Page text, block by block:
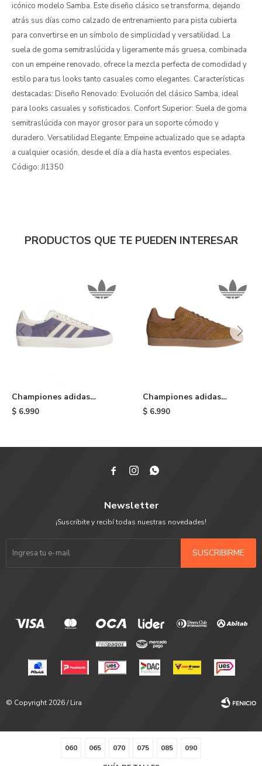
060 065 070 075 085 090
icónico modelo Samba. Este diseño clásico se transforma, dejando
atrás sus días como calzado de entrenamiento para pista cubierta
para convertirse en un símbolo de simplicidad y versatilidad. La
suela de goma semitraslúcida y ligeramente más gruesa, combinada
con un empeine renovado, ofrece la mezcla perfecta de comodidad y
estilo para tus looks tanto casuales como elegantes. Características
destacadas: Diseño Renovado: Evolución del clásico Samba, ideal
para looks casuales y sofisticados. Confort Superior: Suela de goma
semitraslúcida con mayor grosor para un soporte cómodo y
duradero. Versatilidad Elegante: Empeine actualizado que se adapta
a cualquier ocasión, desde el día a día hasta eventos especiales.
Código: JI1350
PRODUCTOS QUE TE PUEDEN INTERESAR
Championes adidas
Gazelle ADV - Lavander
$ 6.990
Championes adidas
Gazelle - Bronze Strata
$ 6.990
  
Newsletter
¡Suscribite y recibí todas nuestras novedades!
SUSCRIBIRME
© Copyright 2026 / Lira